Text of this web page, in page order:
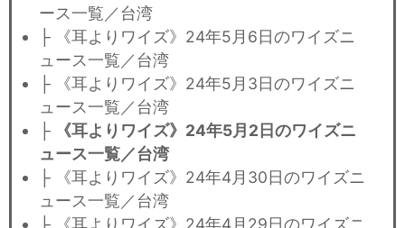
ース一覧／台湾
├ 《耳よりワイズ》24年5月6日のワイズニ
ュース一覧／台湾
├ 《耳よりワイズ》24年5月3日のワイズニ
ュース一覧／台湾
├
《耳よりワイズ》24年5月2日のワイズニ
ュース一覧／台湾
├ 《耳よりワイズ》24年4月30日のワイズニ
ュース一覧／台湾
├ 《耳よりワイズ》24年4月29日のワイズニ